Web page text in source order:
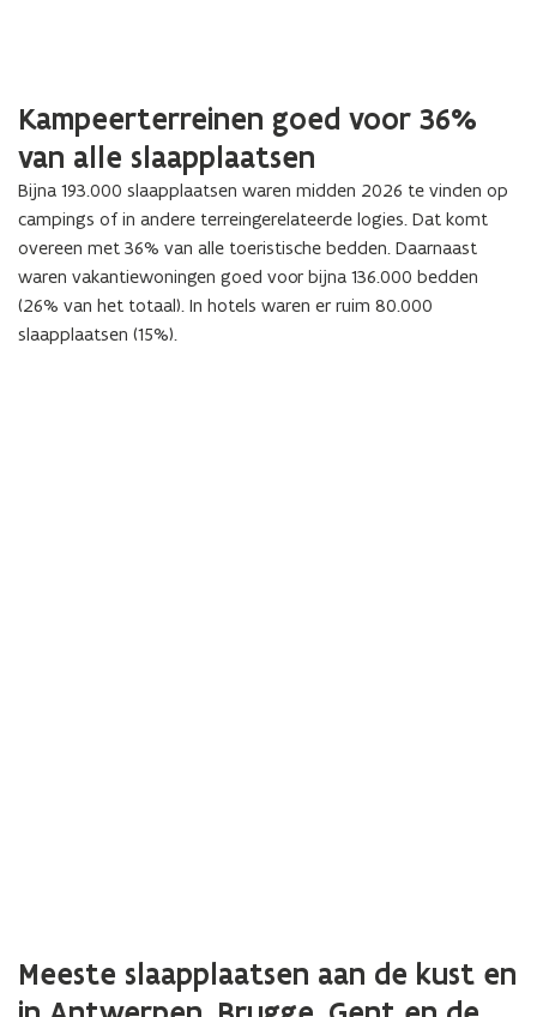
Kampeerterreinen goed voor 36%
van alle slaapplaatsen
Bijna 193.000 slaapplaatsen waren midden 2026 te vinden op
campings of in andere terreingerelateerde logies. Dat komt
overeen met 36% van alle toeristische bedden. Daarnaast
waren vakantiewoningen goed voor bijna 136.000 bedden
(26% van het totaal). In hotels waren er ruim 80.000
slaapplaatsen (15%).
Meeste slaapplaatsen aan de kust en